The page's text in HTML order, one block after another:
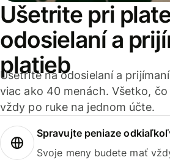
Ušetrite pri
odosielaní a
platieb
Ušetrite na odosielaní a
viac ako 40 menách. Všetko,
vždy po ruke na jednom účte.
Spravujte peniaze
Svoje meny budete mať